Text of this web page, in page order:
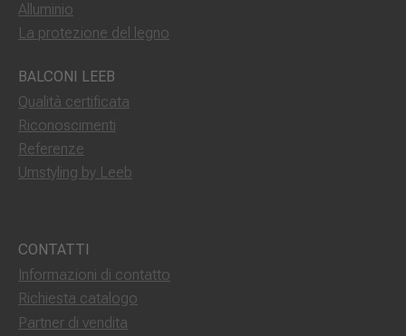
Alluminio
La protezione del legno
BALCONI LEEB
Qualità certificata
Riconoscimenti
Referenze
Umstyling by Leeb
CONTATTI
Informazioni di contatto
Richiesta catalogo
Partner di vendita